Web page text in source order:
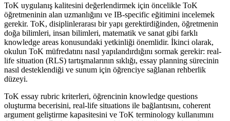
ToK uygulanış kalitesini değerlendirmek için öncelikle ToK
öğretmeninin alan uzmanlığını ve IB-specific eğitimini incelemek
gerekir. ToK, disiplinlerarası bir yapı gerektirdiğinden, öğretmenin
doğa bilimleri, insan bilimleri, matematik ve sanat gibi farklı
knowledge areas konusundaki yetkinliği önemlidir. İkinci olarak,
okulun ToK müfredatını nasıl yapılandırdığını sormak gerekir: real-
life situation (RLS) tartışmalarının sıklığı, essay planning sürecinin
nasıl desteklendiği ve sunum için öğrenciye sağlanan rehberlik
düzeyi.
ToK essay rubric kriterleri, öğrencinin knowledge questions
oluşturma becerisini, real-life situations ile bağlantısını, coherent
argument geliştirme kapasitesini ve ToK terminology kullanımını